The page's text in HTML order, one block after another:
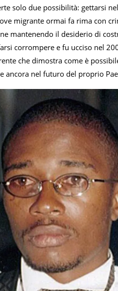
solo due possibilità: gettarsi
migrante ormai fa rima con
mantenendo il desiderio di
corrompere e fu ucciso nel
che dimostra come è
ancora nel futuro del proprio